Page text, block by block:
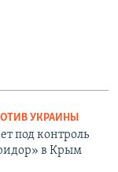
УКРАИНЫ
под контроль
в Крым